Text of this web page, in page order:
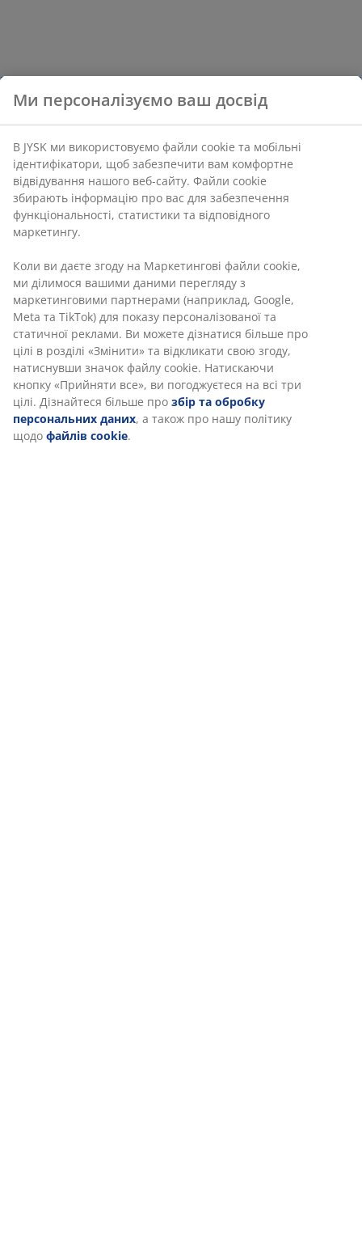
Ми персоналізуємо ваш досвід
В JYSK ми використовуємо файли cookie та мобільні
ідентифікатори, щоб забезпечити вам комфортне
відвідування нашого веб-сайту. Файли cookie
збирають інформацію про вас для забезпечення
функціональності, статистики та відповідного
маркетингу.
Коли ви даєте згоду на Маркетингові файли cookie,
ми ділимося вашими даними перегляду з
маркетинговими партнерами (наприклад, Google,
Meta та TikTok) для показу персоналізованої та
статичної реклами. Ви можете дізнатися більше про
цілі в розділі «Змінити» та відкликати свою згоду,
натиснувши значок файлу cookie. Натискаючи
кнопку «Прийняти все», ви погоджуєтеся на всі три
цілі. Дізнайтеся більше про збір та обробку
персональних даних, а також про нашу політику
щодо файлів cookie.